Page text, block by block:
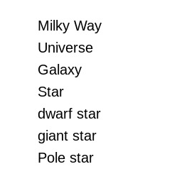
Milky Way
Universe
Galaxy
Star
dwarf star
giant star
Pole star